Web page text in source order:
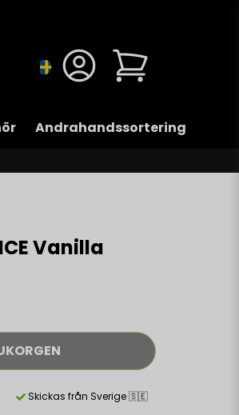
Andrahandssortering
Vanilla
Skickas från Sverige 🇸🇪